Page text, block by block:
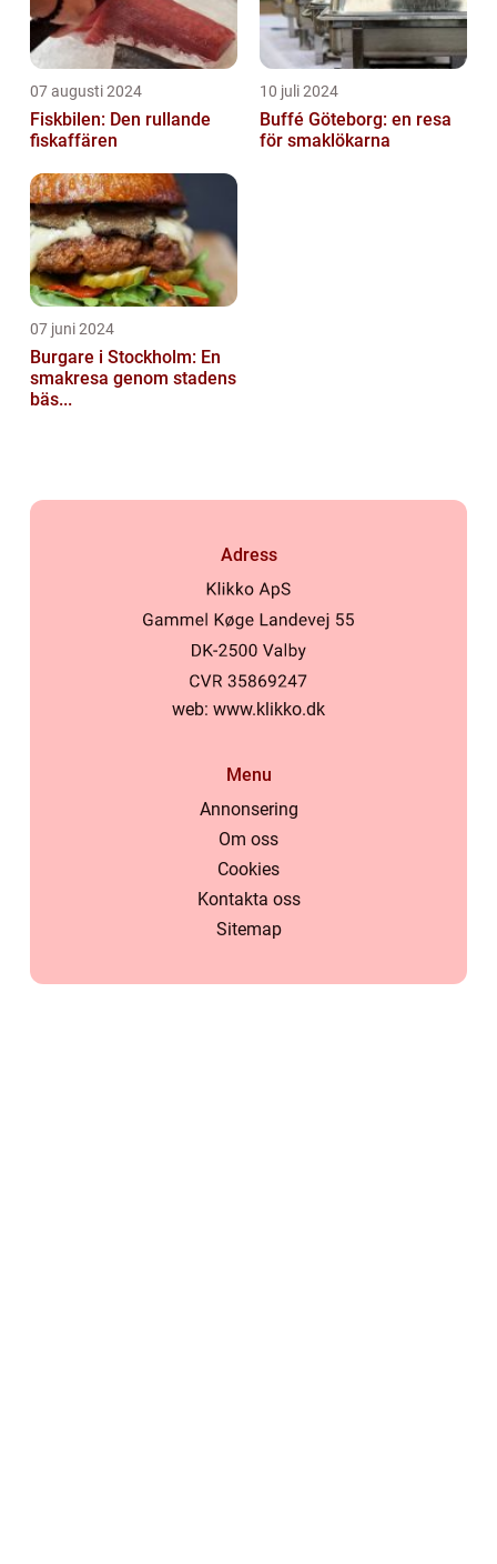
07 augusti 2024
Fiskbilen: Den rullande
fiskaffären
10 juli 2024
Buffé Göteborg: en resa
för smaklökarna
07 juni 2024
Burgare i Stockholm: En
smakresa genom stadens
bäs...
Adress
web: www.klikko.dk
Menu
Annonsering
Om oss
Cookies
Kontakta oss
Sitemap